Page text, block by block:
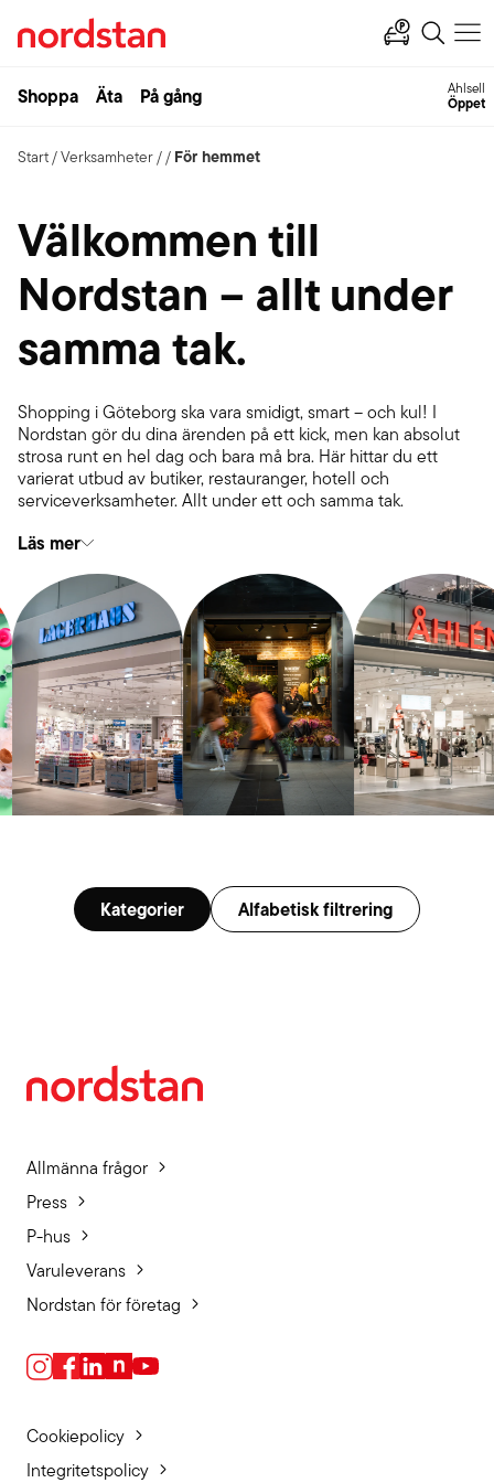
Shoppa Äta På gång Ahlsell
Öppet
Start/Verksamheter// För hemmet
Välkommen till
Nordstan – allt under
samma tak.
Shopping i Göteborg ska vara smidigt, smart – och kul! I
Nordstan gör du dina ärenden på ett kick, men kan absolut
strosa runt en hel dag och bara må bra. Här hittar du ett
varierat utbud av butiker, restauranger, hotell och
serviceverksamheter. Allt under ett och samma tak.
Läs mer
Kategorier Alfabetisk filtrering
Allmänna frågor
Press
P-hus
Varuleverans
Nordstan för företag
Cookiepolicy
Integritetspolicy